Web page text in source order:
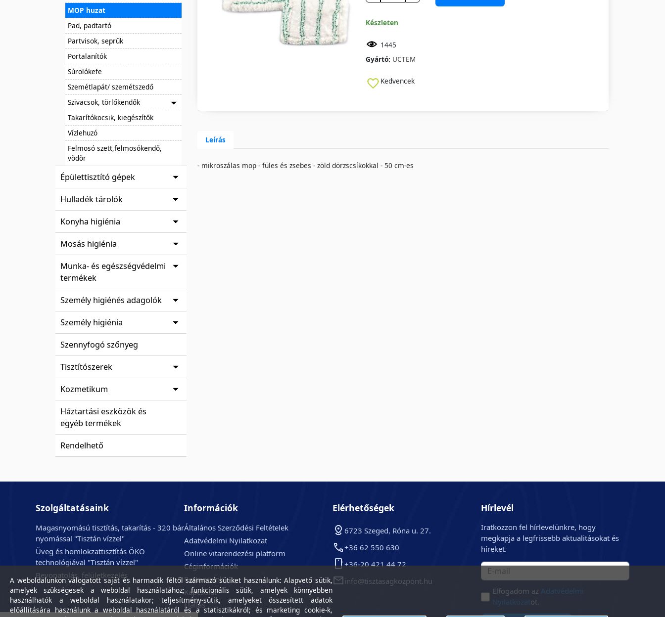
MOP huzat
Pad, padtartó
Partvisok, seprűk
Portalanítók
Súrolókefe
Szemétlapát/ szemétszedő
Szivacsok, törlőkendők
Takarítókocsik, kiegészítők
Vízlehuzó
Felmosó szett,felmosókendő,
vödör
Épülettisztító gépek
Hulladék tárolók
Konyha higiénia
Mosás higiénia
Munka- és egészségvédelmi
termékek
Személy higiénés adagolók
Személy higiénia
Szennyfogó szőnyeg
Tisztítószerek
Kozmetikum
Háztartási eszközök és
egyéb termékek
Rendelhető
Készleten
1445
Gyártó: UCTEM
Kedvencek
Leírás
- mikroszálas mop - füles és zsebes - zöld dörzscsíkokkal - 50 cm-es
Szolgáltatásaink
Magasnyomású tisztítás, takarítás - 320 bár
nyomással "Tisztán vízzel"
Üveg és homlokzattisztítás ÖKO
technológiával "Tisztán vízzel"
Bevonatolás, felületkezelés
Információk
Általános Szerződési Feltételek
Adatvédelmi Nyilatkozat
Online vitarendezési platform
Céginformációk
Partnereink
Kapcsolat
Elállás
Elérhetőségek
6723 Szeged, Róna u. 27.
+36 62 550 630
+36-20 421 44 72
info@tisztasagkozpont.hu
Hírlevél
Iratkozzon fel hírlevelünkre, hogy
megkapja a legfrissebb aktualitásokat és
híreket.
Elfogadom az Adatvédelmi
Nyilatkozatot.
A weboldalunkon válogatott saját és harmadik féltől származó sütiket használunk: Alapvető sütik,
amelyek szükségesek a weboldal használatához; funkcionális sütik, amelyek könnyebben
használhatók a weboldal használatakor; teljesítmény-sütik, amelyeket összesített adatok
előállítására használunk a weboldal használatáról és a statisztikákról; és marketing cookie-k,